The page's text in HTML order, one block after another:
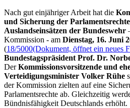
Nach gut einjähriger Arbeit hat die
und Sicherung der
Auslandseinsätzen der Bundeswehr
Kommission - am Dienstag, 16. Juni
(18/5000(Dokument, öffnet ein neues
Bundestagspräsident Prof. Dr.
DerKommissionsvorsitzende und
Verteidigungsminister Volker Rühe
der Kommission zielten auf eine
Parlamentsrechte ab. Gleichzeitig
Bündnisfähigkeit Deutschlands erhöht.